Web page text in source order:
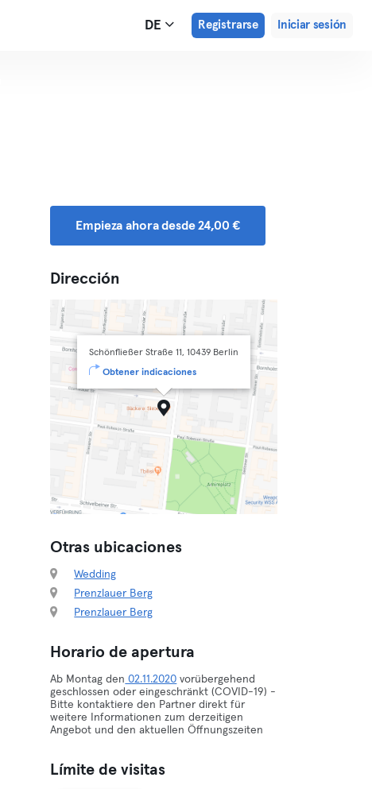
DE Registrarse Iniciar sesión
Empieza ahora desde 24,00 €
Dirección
Schönfließer Straße 11, 10439 Berlin
Obtener indicaciones
Otras ubicaciones
Wedding
Prenzlauer Berg
Prenzlauer Berg
Horario de apertura
Ab Montag den 02.11.2020 vorübergehend
geschlossen oder eingeschränkt (COVID-19) -
Bitte kontaktiere den Partner direkt für
weitere Informationen zum derzeitigen
Angebot und den aktuellen Öffnungszeiten
Límite de visitas